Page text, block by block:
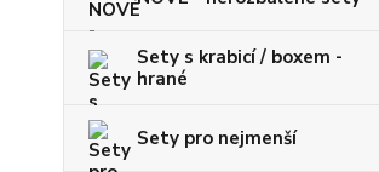
Sety s krabicí / boxem -
hrané
Sety pro nejmenší